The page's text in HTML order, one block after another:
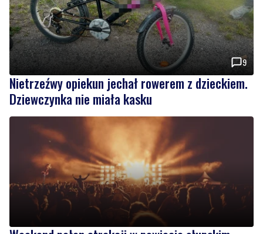
Nietrzeźwy opiekun jechał rowerem z dzieckiem.
Dziewczynka nie miała kasku